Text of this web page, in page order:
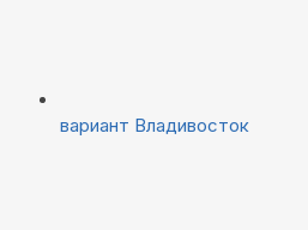
вариант Владивосток